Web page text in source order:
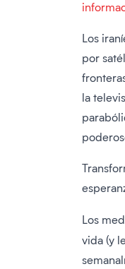
Los
por
la
Los
vida (y